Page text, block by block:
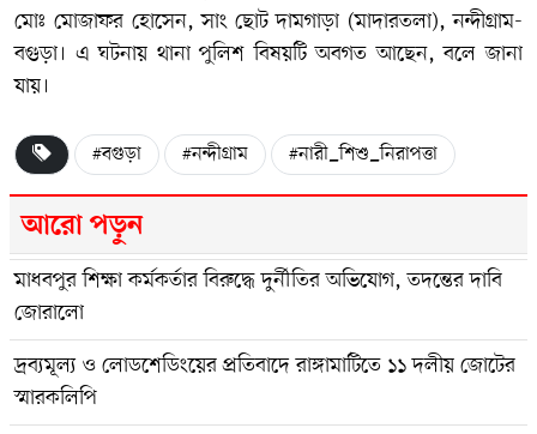
মোঃ মোজাফর হোসেন, সাং ছোট দামগাড়া (মাদারতলা), নন্দীগ্রাম-
বগুড়া। এ ঘটনায় থানা পুলিশ বিষয়টি অবগত আছেন, বলে জানা
যায়।
#বগুড়া #নন্দীগ্রাম #নারী_শিশু_নিরাপত্তা
আরো পড়ুন
মাধবপুর শিক্ষা কর্মকর্তার বিরুদ্ধে দুর্নীতির অভিযোগ, তদন্তের দাবি
জোরালো
দ্রব্যমূল্য ও লোডশেডিংয়ের প্রতিবাদে রাঙ্গামাটিতে ১১ দলীয় জোটের
স্মারকলিপি